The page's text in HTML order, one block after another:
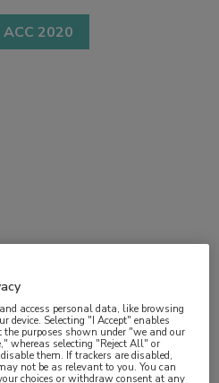
ACC 2020
,atriumfibrilleren,PCI
access personal data, like browsing
device. Selecting "I Accept" enables
purposes shown under "we and our
whereas selecting "Reject All" or
them. If trackers are disabled,
not be as relevant to you. You can
choices or withdraw consent at any